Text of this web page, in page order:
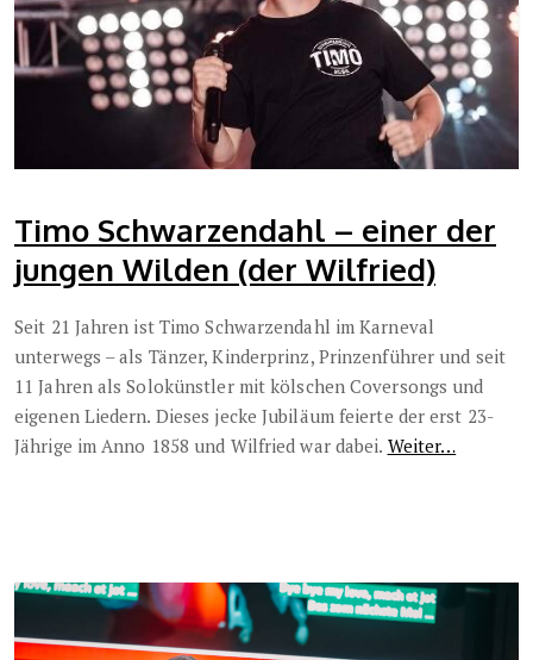
Timo Schwarzendahl – einer der
jungen Wilden (der Wilfried)
Seit 21 Jahren ist Timo Schwarzendahl im Karneval
unterwegs – als Tänzer, Kinderprinz, Prinzenführer und seit
11 Jahren als Solokünstler mit kölschen Coversongs und
eigenen Liedern. Dieses jecke Jubiläum feierte der erst 23-
Jährige im Anno 1858 und Wilfried war dabei. Weiter…